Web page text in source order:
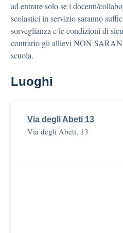
ad entrare solo se i docenti/
scolastici in servizio saranno
sorveglianza e le condizioni di
contrario gli allievi NON
scuola.
Luoghi
Via degli Abeti 13
Via degli Abeti, 13